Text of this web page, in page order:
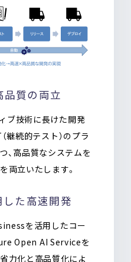
質の両立
ブ技術に長けた開発
継続的テスト）のプラ
、高品質なシステムを
両立いたします。
た高速開発
を活用したコー
Open AI Serviceを
力化と高品質化によ